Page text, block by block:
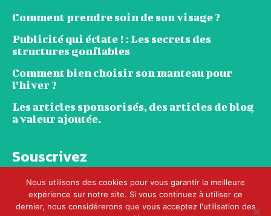
Comment prendre soin de son visage ?
Publicité qui éclate ! : Les secrets des
structures gonflables
Comment bien choisir son manteau pour
l’hiver ?
Les articles sponsorisés, des articles de blog
a valeur ajoutée.
Souscrivez
Nous utilisons des cookies pour vous garantir la meilleure
expérience sur notre site. Si vous continuez à utiliser ce
dernier, nous considérerons que vous acceptez l'utilisation des